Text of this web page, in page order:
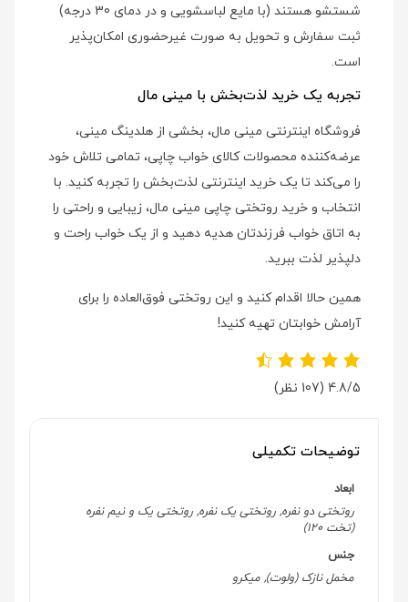
شستشو هستند (با مایع لباسشویی و در دمای 30 درجه)
ثبت سفارش و تحویل به صورت غیرحضوری امکان‌پذیر
است.
تجربه یک خرید لذت‌بخش با مینی مال
فروشگاه اینترنتی مینی مال، بخشی از هلدینگ مینی،
عرضه‌کننده محصولات کالای خواب چاپی، تمامی تلاش خود
را می‌کند تا یک خرید اینترنتی لذت‌بخش را تجربه کنید. با
انتخاب و خرید روتختی چاپی مینی مال، زیبایی و راحتی را
به اتاق خواب فرزندتان هدیه دهید و از یک خواب راحت و
دلپذیر لذت ببرید.
همین حالا اقدام کنید و این روتختی فوق‌العاده را برای
آرامش خوابتان تهیه کنید!
4.8/5 (107 نظر)
توضیحات تکمیلی
ابعاد
روتختی دو نفره, روتختی یک نفره, روتختی یک و نیم نفره
(تخت 120)
جنس
مخمل نازک (ولوت), میکرو